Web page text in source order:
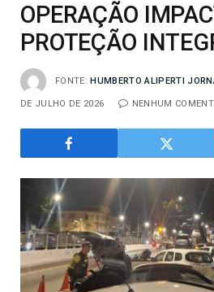
OPERAÇÃO
PROTEÇÃO
FONTE: HUMBERTO ALIPERTI
DE JULHO DE 2026 NENHUM